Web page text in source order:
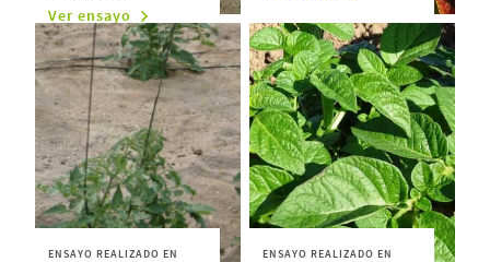
Ver ensayo
ENSAYO REALIZADO EN
ENSAYO REALIZADO EN